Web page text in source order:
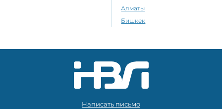
Алматы
Бишкек
Написать письмо